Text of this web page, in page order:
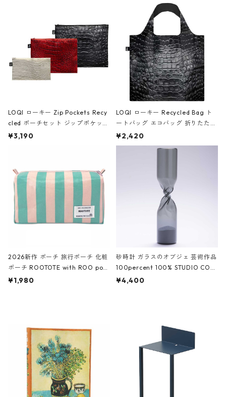
Black ジャン=ミッシェル・バスキ
ア/クラウン ブラック
LOQI ローキー Zip Pockets Recy
cled ポーチセット ジップポケット
ファスナーポーチ 撥水加工 トラベ
ーガンディー、オフホワイト
¥3,190
LOQI ローキー Recycled Bag ト
ートバッグ エコバッグ 折りたたみ
大きめ 撥水加工 収納ポーチ CRO
CODILE/Black クロコダイル/ブラ
¥2,420
2026新作 ポーチ 旅行ポーチ 化粧
ポーチ ROOTOTE with ROO pou
ch 3532 ルートート WR.ポーチ.ラ
¥1,980
砂時計 ガラスのオブジェ 芸術作品
100percent 100% STUDIO COH
AKU Timeless 100パーセント ス
¥4,400